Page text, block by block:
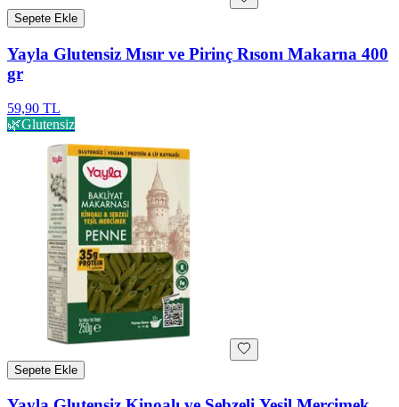
Sepete Ekle
Yayla Glutensiz Mısır ve Pirinç Rısonı Makarna 400
gr
59,90 TL
🌿Glutensiz
Sepete Ekle